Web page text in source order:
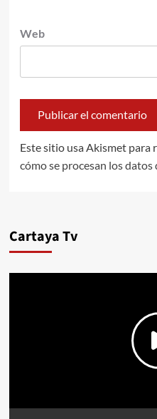
Web
Este sitio usa Akismet para
cómo se procesan los datos
Cartaya Tv